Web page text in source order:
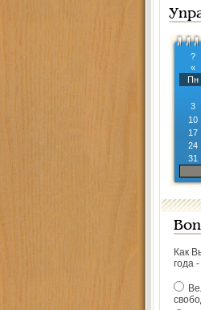
?
«
Пн
3
10
17
24
31
Как
года